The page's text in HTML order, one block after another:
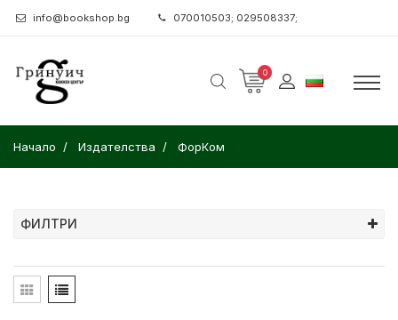
info@bookshop.bg 070010503; 029508337;
0
Начало Издателства ФорКом
ФИЛТРИ